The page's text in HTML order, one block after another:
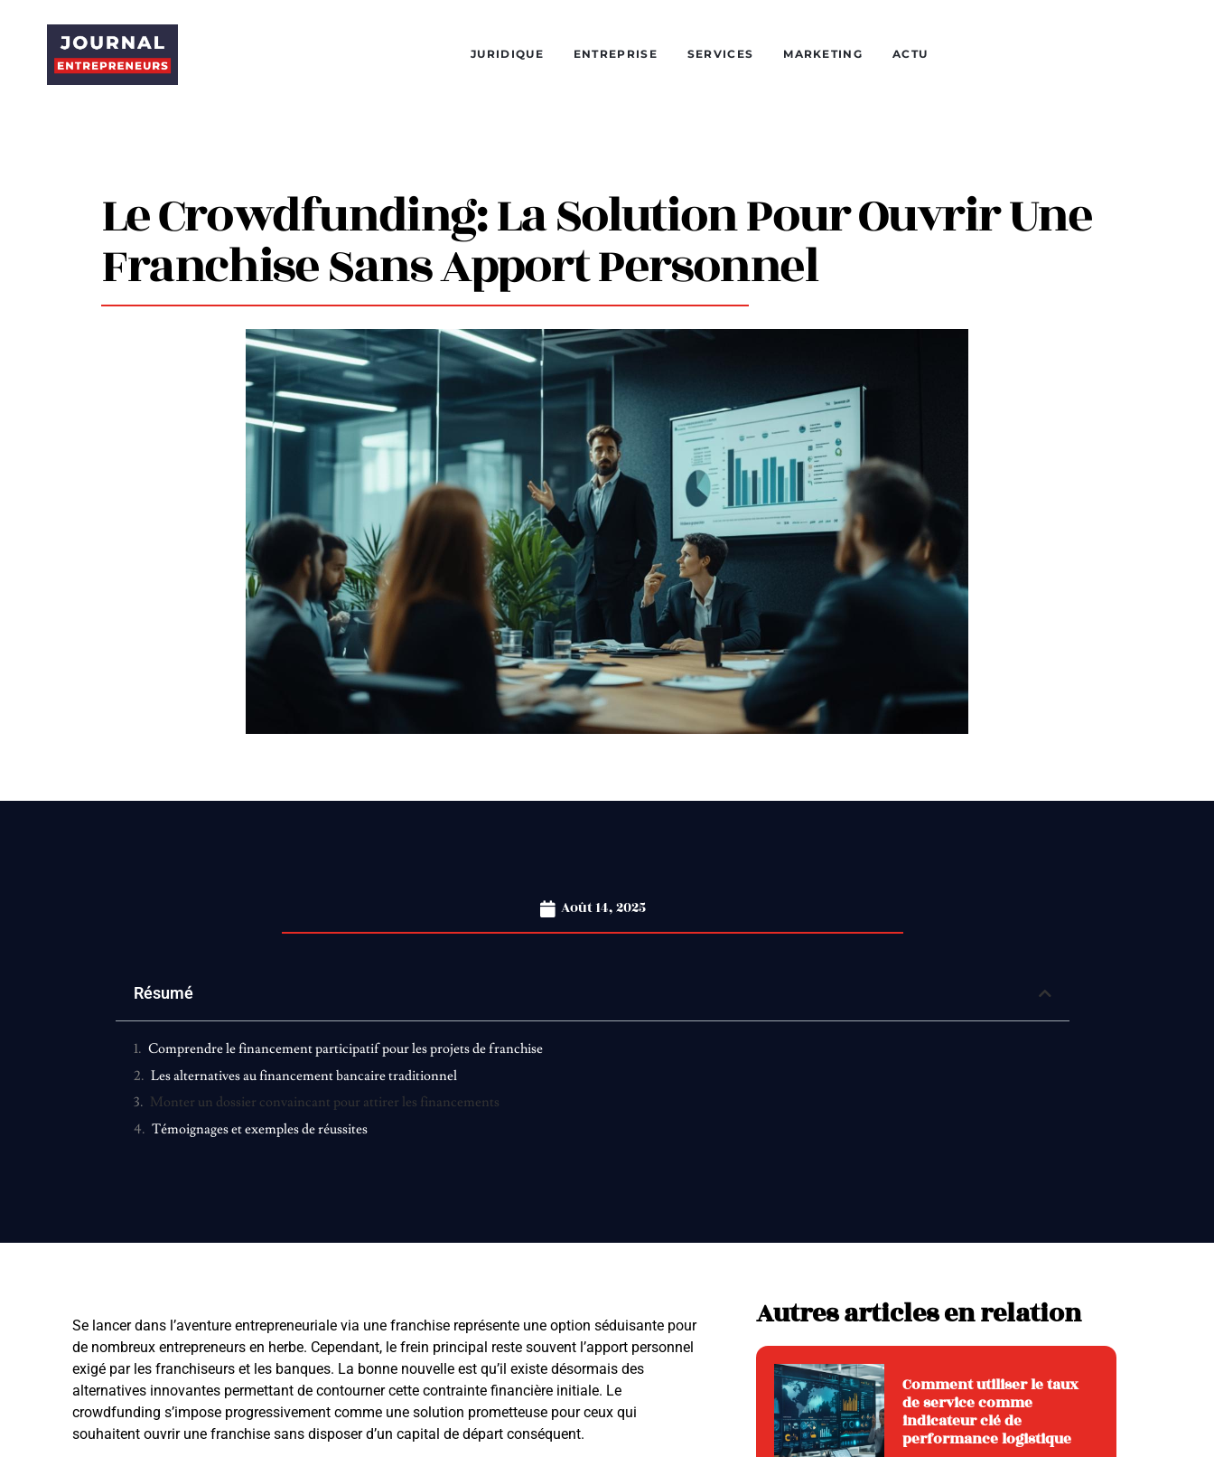
JURIDIQUE ENTREPRISE SERVICES MARKETING ACTU
Le Crowdfunding: La Solution Pour Ouvrir Une
Franchise Sans Apport Personnel
Août 14, 2025
Résumé
Comprendre le financement participatif pour les projets de franchise
Les alternatives au financement bancaire traditionnel
Monter un dossier convaincant pour attirer les financements
Témoignages et exemples de réussites
Se lancer dans l’aventure entrepreneuriale via une franchise représente une option séduisante pour
de nombreux entrepreneurs en herbe. Cependant, le frein principal reste souvent l’apport personnel
exigé par les franchiseurs et les banques. La bonne nouvelle est qu’il existe désormais des
alternatives innovantes permettant de contourner cette contrainte financière initiale. Le
crowdfunding s’impose progressivement comme une solution prometteuse pour ceux qui
souhaitent ouvrir une franchise sans disposer d’un capital de départ conséquent.
Autres articles en relation
Comment utiliser le taux
de service comme
indicateur clé de
performance logistique